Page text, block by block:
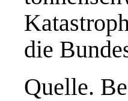
die
Quelle.